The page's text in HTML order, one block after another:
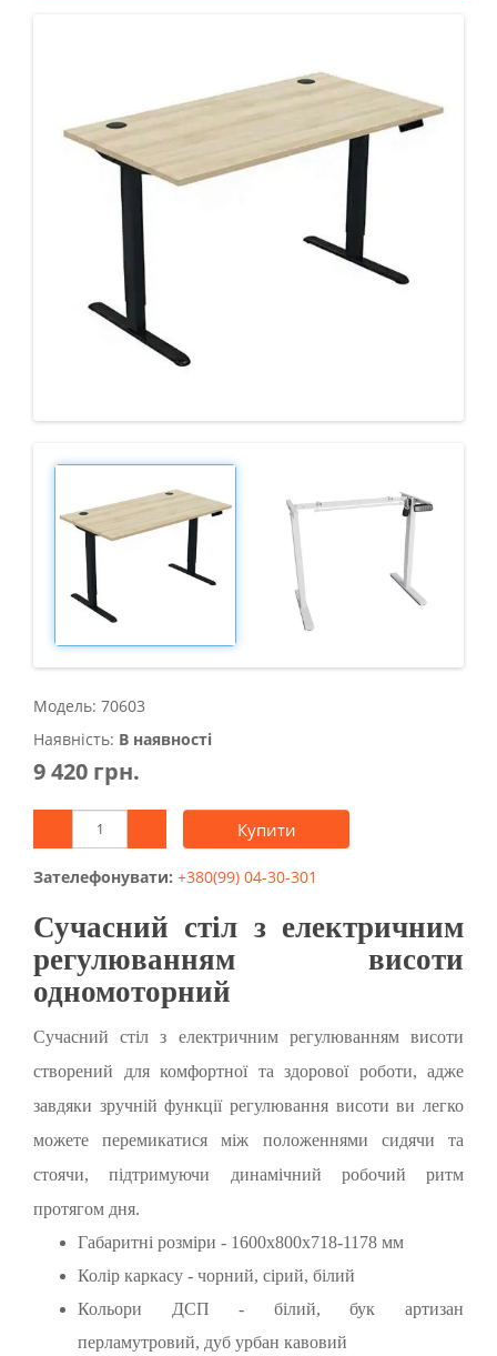
Модель: 70603
Наявність: В наявності
9 420 грн.
Купити
Зателефонувати: +380(99) 04-30-301
Сучасний стіл з електричним
регулюванням висоти
одномоторний
Сучасний стіл з електричним регулюванням висоти
створений для комфортної та здорової роботи, адже
завдяки зручній функції регулювання висоти ви легко
можете перемикатися між положеннями сидячи та
стоячи, підтримуючи динамічний робочий ритм
протягом дня.
Габаритні розміри - 1600х800х718-1178 мм
Колір каркасу - чорний, сірий, білий
Кольори ДСП - білий, бук артизан
перламутровий, дуб урбан кавовий